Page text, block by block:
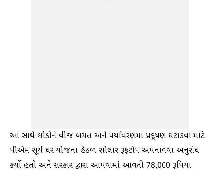
આ સાથે લોકોને વીજ બચત અને પર્યાવરણમાં પ્રદૂષણ ઘટાડવા માટે
પીએમ સૂર્ય ઘર યોજના હેઠળ સોલાર રૂફટોપ અપનાવવા અનુરોધ
કર્યો હતો અને સરકાર દ્વારા આપવામાં આવતી 78,000 રૂપિયા